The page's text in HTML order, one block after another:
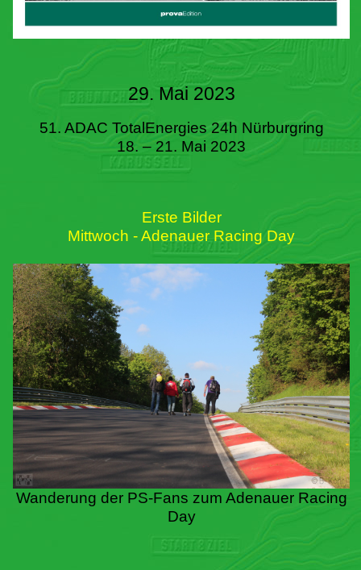
29. Mai 2023
51. ADAC TotalEnergies 24h Nürburgring
18. – 21. Mai 2023
Erste Bilder
Mittwoch - Adenauer Racing Day
Wanderung der PS-Fans zum Adenauer Racing
Day